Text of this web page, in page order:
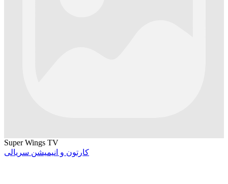
Super Wings TV
کارتون و انیمیشن سریالی